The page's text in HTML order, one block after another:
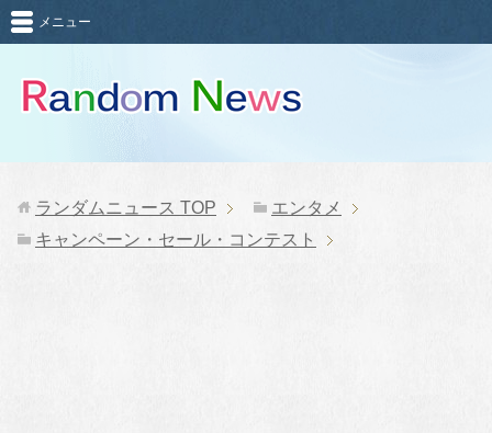
メニュー
ランダムニュース TOP
エンタメ
キャンペーン・セール・コンテスト